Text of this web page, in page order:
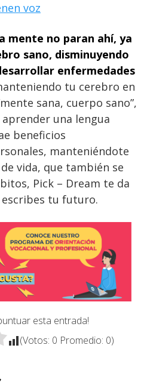
voz
mente no paran ahí, ya
sano, disminuyendo
enfermedades
tu cerebro en
sana, cuerpo sano”,
una lengua
beneficios
manteniéndote
vida, que también se
Pick – Dream te da
tu futuro.
esta entrada!
(Votos: 0 Promedio: 0)